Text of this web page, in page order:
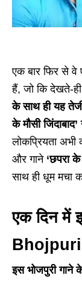
एक बार फिर से
हैं, जो कि देखते-
के साथ ही यह
के मौसी
लोकप्रियता
और गाने‘छपरा के
साथ ही धूम मचा
एक दिन में
इस भोजपुरी गाने